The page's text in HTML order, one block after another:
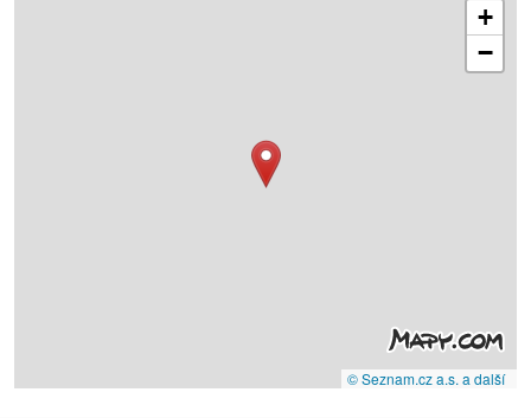
+
−
© Seznam.cz a.s. a další